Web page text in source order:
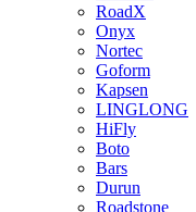
RoadX
Onyx
Nortec
Goform
Kapsen
LINGLONG
HiFly
Boto
Bars
Durun
Roadstone